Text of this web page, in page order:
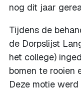
nog dit jaar
Tijdens de
de Dorpslijst
het college)
bomen te rooien
Deze motie